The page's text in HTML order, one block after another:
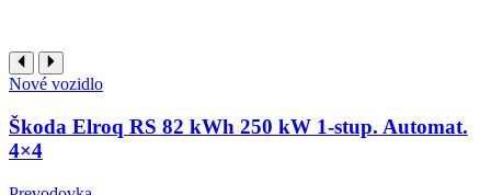
Nové vozidlo
Škoda Elroq RS 82 kWh 250 kW 1-stup. Automat.
4×4